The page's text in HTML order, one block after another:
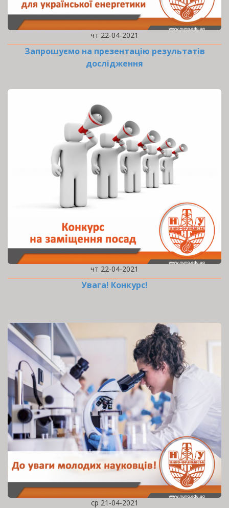
чт 22-04-2021
Запрошуємо на презентацію результатів
дослідження
чт 22-04-2021
Увага! Конкурс!
ср 21-04-2021